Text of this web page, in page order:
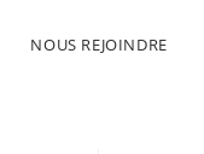
NOUS REJOINDRE